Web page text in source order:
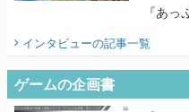
『あ
インタビューの記事一覧
ゲームの企画書